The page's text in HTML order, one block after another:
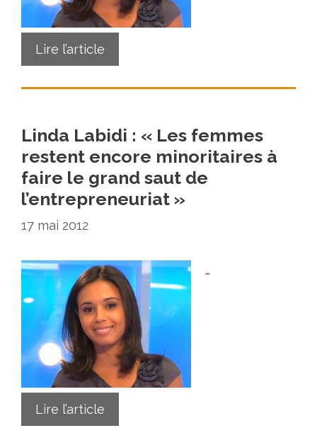
Lire l’article
Linda Labidi : « Les femmes
restent encore minoritaires à
faire le grand saut de
l’entrepreneuriat »
17 mai 2012
…
Lire l’article